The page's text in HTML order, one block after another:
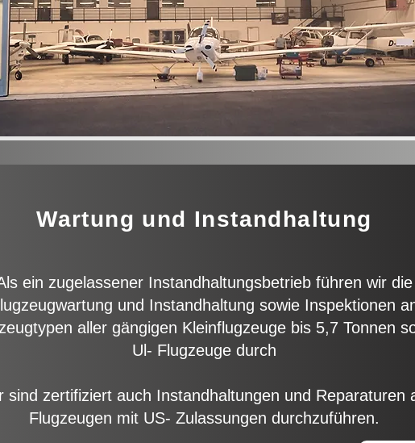
Wartung und Instandhaltung
ein zugelassener Instandhaltungsbetrieb führen wir die
und Instandhaltung sowie Inspektionen
aller gängigen Kleinflugzeuge bis 5,7 Tonnen
Ul- Flugzeuge durch
sind zertifiziert auch Instandhaltungen und Reparaturen
Flugzeugen mit US- Zulassungen durchzuführen.